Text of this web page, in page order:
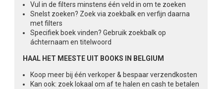
Vul in de filters minstens één veld in om te zoeken
Snelst zoeken? Zoek via zoekbalk en verfijn daarna
met filters
Specifiek boek vinden? Gebruik zoekbalk op
áchternaam en titelwoord
HAAL HET MEESTE UIT BOOKS IN BELGIUM
Koop meer bij één verkoper & bespaar verzendkosten
Kan ook: zoek lokaal om af te halen en cash te betalen